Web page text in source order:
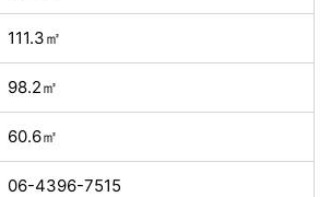
111.3㎡
98.2㎡
60.6㎡
06-4396-7515